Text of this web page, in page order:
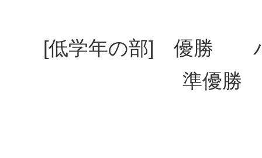
[低学年の部] 優勝 パ
準優勝 黒船